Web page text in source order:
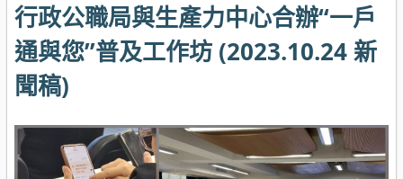
行政公職局與生產力中心合辦“一戶
通與您”普及工作坊 (2023.10.24 新
聞稿)